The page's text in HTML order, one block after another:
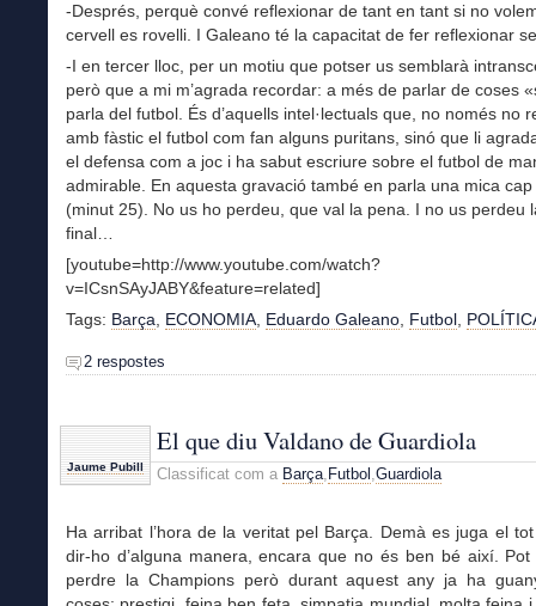
-Després, perquè convé reflexionar de tant en tant si no
cervell es rovelli. I Galeano té la capacitat de fer reflexionar
-I en tercer lloc, per un motiu que potser us semblarà
però que a mi m’agrada recordar: a més de parlar de coses
parla del futbol. És d’aquells intel·lectuals que, no només no
amb fàstic el futbol com fan alguns puritans, sinó que li
el defensa com a joc i ha sabut escriure sobre el futbol de
admirable. En aquesta gravació també en parla una mica
(minut 25). No us ho perdeu, que val la pena. I no us perdeu
final…
[youtube=http://www.youtube.com/watch?
v=ICsnSAyJABY&feature=related]
Tags: Barça, ECONOMIA, Eduardo Galeano, Futbol,
2 respostes
Jaume Pubill
El que diu Valdano de Guardiola
Classificat com a Barça Futbol Guardiola
Ha arribat l’hora de la veritat pel Barça. Demà es juga el
dir-ho d’alguna manera, encara que no és ben bé així.
perdre la Champions però durant aquest any ja ha